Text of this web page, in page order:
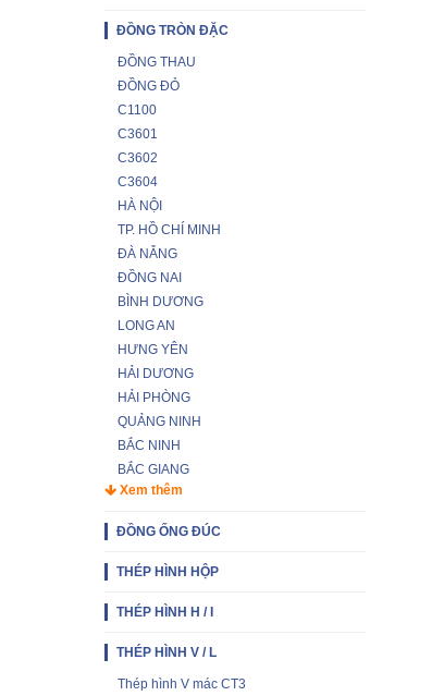
ĐỒNG TRÒN ĐẶC
ĐỒNG THAU
ĐỒNG ĐỎ
C1100
C3601
C3602
C3604
HÀ NỘI
TP. HỒ CHÍ MINH
ĐÀ NẴNG
ĐỒNG NAI
BÌNH DƯƠNG
LONG AN
HƯNG YÊN
HẢI DƯƠNG
HẢI PHÒNG
QUẢNG NINH
BẮC NINH
BẮC GIANG
Xem thêm
ĐỒNG ỐNG ĐÚC
THÉP HÌNH HỘP
THÉP HÌNH H / I
THÉP HÌNH V / L
Thép hình V mác CT3